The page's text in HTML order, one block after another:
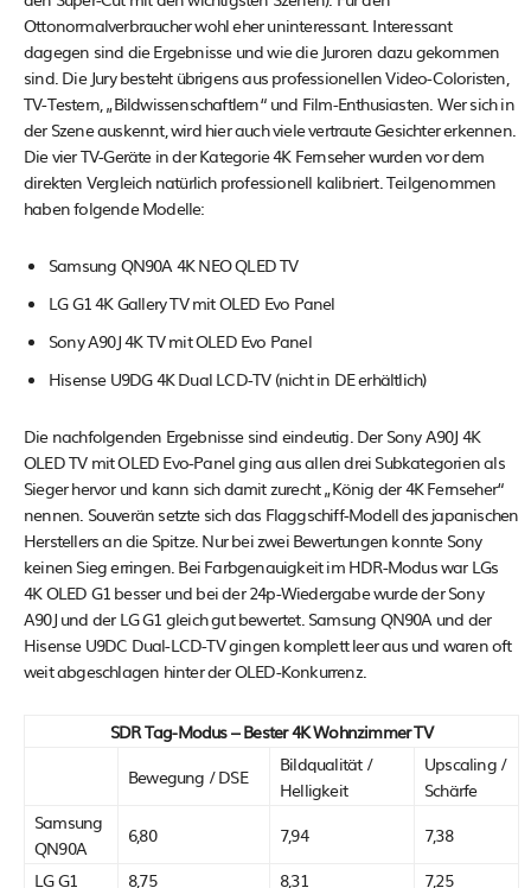
Ottonormalverbraucher wohl eher uninteressant. Interessant
dagegen sind die Ergebnisse und wie die Juroren dazu gekommen
sind. Die Jury besteht übrigens aus professionellen Video-Coloristen,
TV-Testern, „Bildwissenschaftlern“ und Film-Enthusiasten. Wer sich in
der Szene auskennt, wird hier auch viele vertraute Gesichter erkennen.
Die vier TV-Geräte in der Kategorie 4K Fernseher wurden vor dem
direkten Vergleich natürlich professionell kalibriert. Teilgenommen
haben folgende Modelle:
Samsung QN90A 4K NEO QLED TV
LG G1 4K Gallery TV mit OLED Evo Panel
Sony A90J 4K TV mit OLED Evo Panel
Hisense U9DG 4K Dual LCD-TV (nicht in DE erhältlich)
Die nachfolgenden Ergebnisse sind eindeutig. Der Sony A90J 4K
OLED TV mit OLED Evo-Panel ging aus allen drei Subkategorien als
Sieger hervor und kann sich damit zurecht „König der 4K Fernseher“
nennen. Souverän setzte sich das Flaggschiff-Modell des japanischen
Herstellers an die Spitze. Nur bei zwei Bewertungen konnte Sony
keinen Sieg erringen. Bei Farbgenauigkeit im HDR-Modus war LGs
4K OLED G1 besser und bei der 24p-Wiedergabe wurde der Sony
A90J und der LG G1 gleich gut bewertet. Samsung QN90A und der
Hisense U9DC Dual-LCD-TV gingen komplett leer aus und waren oft
weit abgeschlagen hinter der OLED-Konkurrenz.
SDR Tag-Modus – Bester 4K Wohnzimmer TV
Bewegung / DSE
Bildqualität /
Helligkeit
Upscaling /
Schärfe
Samsung
QN90A
6,80 7,94
7,38
LG G1
8,75 8,31
7,25